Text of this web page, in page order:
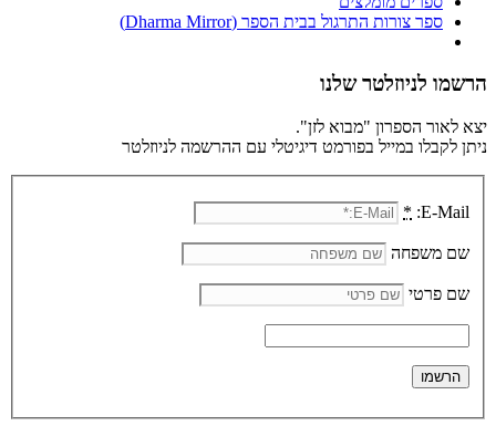
ספר צורות התרגול בבית הספר (Dharma Mirror)
הרשמו לניוזלטר שלנו
יצא לאור הספרון "מבוא לזן".
ניתן לקבלו במייל בפורמט דיגיטלי עם ההרשמה לניוזלטר
E-Mail:
*
שם משפחה
שם פרטי